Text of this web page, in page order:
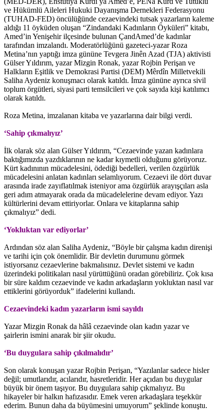
ve Hükümlü Aileleri Hukuki Dayanışma Dernekleri Federasyonu
(TUHAD-FED) öncülüğünde cezaevindeki tutsak yazarların kaleme
aldığı 11 öyküden oluşan “Zindandaki Kadınların Öyküleri” kitabı,
Amed’in Yenişehir ilçesinde bulunan ÇandAmed’de kadınlar
tarafından imzalandı. Moderatörlüğünü gazeteci-yazar Roza
Metina’nın yaptığı imza gününe Tevgera Jinên Azad (TJA) aktivisti
Gülser Yıldırım, yazar Mizgin Ronak, yazar Rojbin Perişan ve
Halkların Eşitlik ve Demokrasi Partisi (DEM) Mêrdîn Milletvekili
Saliha Aydeniz konuşmacı olarak katıldı. İmza gününe ayrıca sivil
toplum örgütleri, siyasi parti temsilcileri ve çok sayıda kişi katılımcı
olarak katıldı.
Roza Metina, imzalanan kitaba ve yazarlarına dair bilgi verdi.
‘Sahip çıkmalıyız’
İlk olarak söz alan Gülser Yıldırım, “Cezaevinde yazan kadınlara
baktığımızda yazdıklarının ne kadar kıymetli olduğunu görüyoruz.
Kürt kadınının mücadelesini, ödediği bedelleri, verilen özgürlük
mücadelesini anlatan kadınları selamlıyorum. Cezaevi ile dört duvar
arasında irade zayıflatılmak isteniyor ama özgürlük arayışçıları asla
geri adım atmayarak orada da mücadelelerine devam ediyor. Yazı
kültürlerini devam ettiriyorlar. Onlara ve kitaplarına sahip
çıkmalıyız” dedi.
‘Yokluktan var ediyorlar’
Ardından söz alan Saliha Aydeniz, “Böyle bir çalışma kadın direnişi
ve tarihi için çok önemlidir. Bir devletin durumunu görmek
istiyorsanız cezaevlerine bakmalısınız. Devlet sistemi ve kadın
üzerindeki politikaları nasıl yürüttüğünü oradan görebiliriz. Çok kısa
bir süre kaldım cezaevinde ve kadın arkadaşların yokluktan nasıl var
ettiklerini görüyorduk” ifadelerini kullandı.
Cezaevindeki kadın yazarların ismi sayıldı
Yazar Mizgin Ronak da hâlâ cezaevinde olan kadın yazar ve
şairlerin ismini anarak bir şiir okudu.
‘Bu duygulara sahip çıkılmalıdır’
Son olarak konuşan yazar Rojbin Perişan, “Yazılanlar sadece hisler
değil; umutlarıdır, acılarıdır, hasretleridir. Her açıdan bu duygular
büyük bir önem taşıyor. Bu duygulara sahip çıkmalıyız. Bu
hikayeler bir halkın hafızasıdır. Emek veren arkadaşlara teşekkür
ederim. Bunun daha da büyümesini umuyorum” şeklinde konuştu.